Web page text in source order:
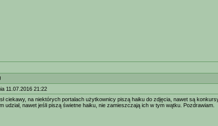
11.07.2016 21:22
ciekawy, na niektórych portalach użytkownicy piszą haiku do zdjęcia, nawet są
udział, nawet jeśli piszą świetne haiku, nie zamieszczają ich w tym wątku. Pozdrawiam.